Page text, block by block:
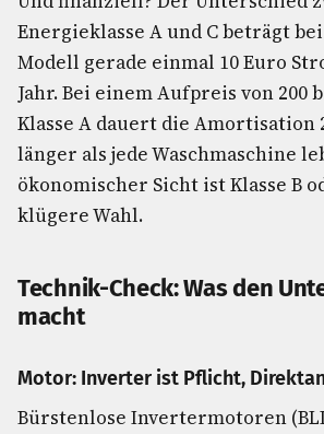
Energieklasse A und C beträgt
Modell gerade einmal 10 Euro
Jahr. Bei einem Aufpreis von 200
Klasse A dauert die Amortisation
länger als jede Waschmaschine
ökonomischer Sicht ist Klasse B
klügere Wahl.
Technik-Check: Was den
macht
Motor: Inverter ist Pflicht,
Bürstenlose Invertermotoren